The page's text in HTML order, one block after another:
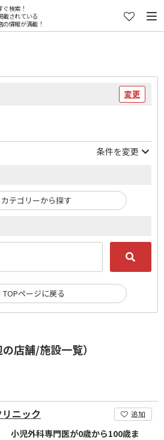
ぐ検索！
載されている
の情報が満載！
店舗/施設一覧）
ニック 追加
小児外科専門医が0歳から100歳ま
変更
条件を変更
カテゴリーから探す
TOPページに戻る